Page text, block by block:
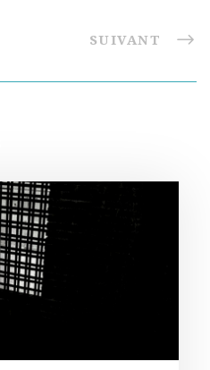
SUIVANT